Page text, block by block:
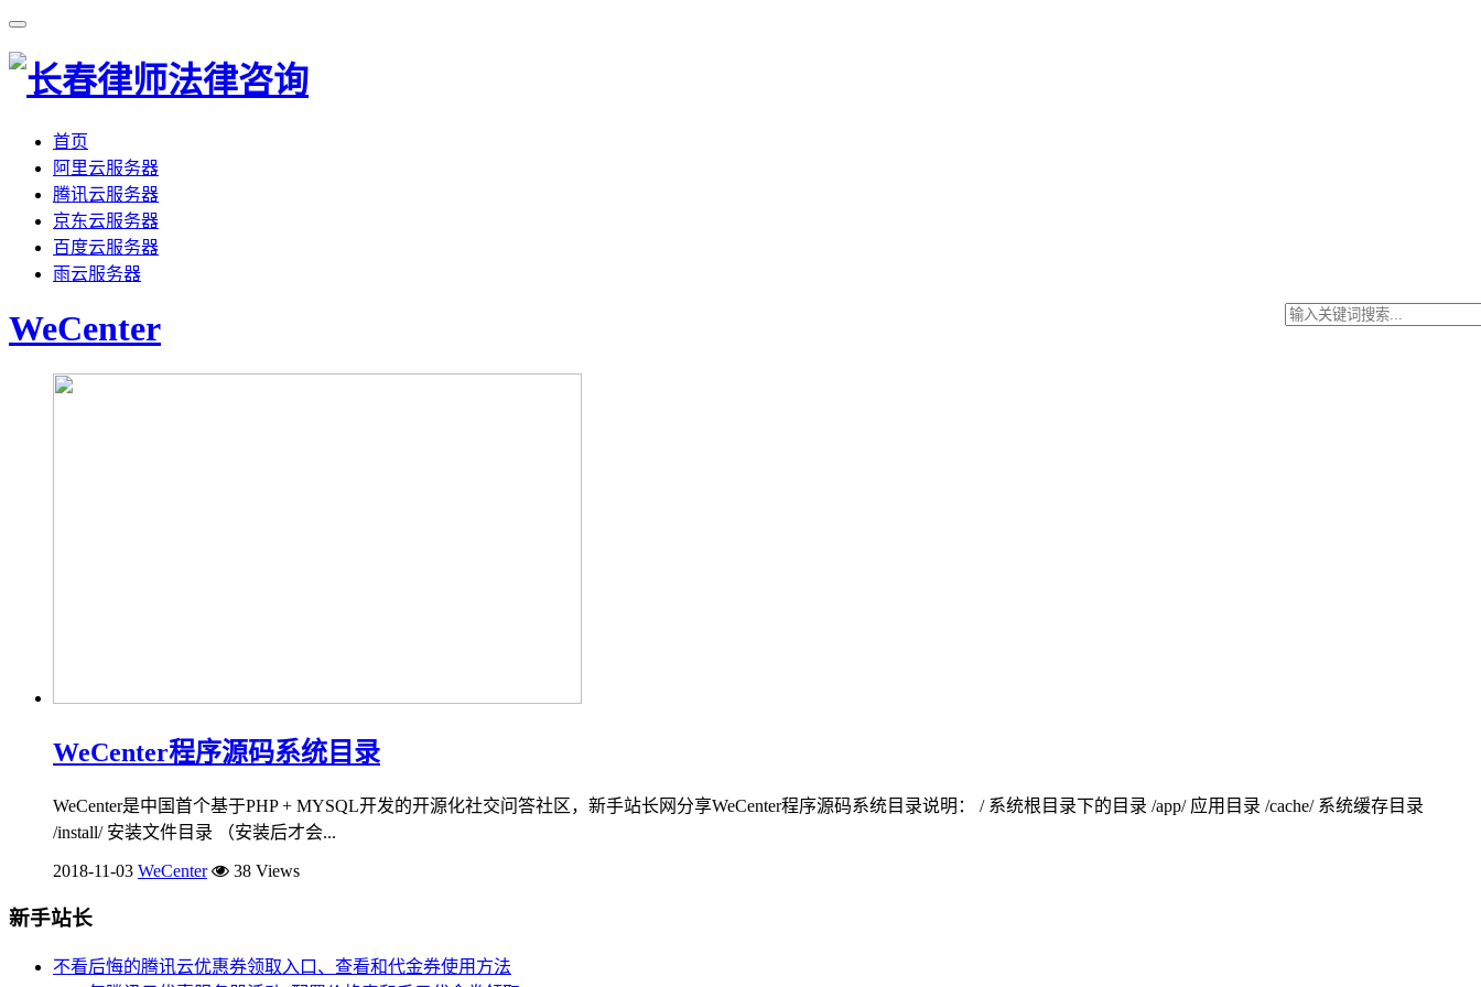
首页
阿里云服务器
腾讯云服务器
京东云服务器
百度云服务器
雨云服务器
WeCenter
WeCenter程序源码系统目录
WeCenter是中国首个基于PHP + MYSQL开发的开源化社交问答社区，新手站长网分享WeCenter程序源码系统目录说明： / 系统根目录下的目录 /app/ 应用目录 /cache/ 系统缓存目录
/install/ 安装文件目录 （安装后才会...
2018-11-03 WeCenter 38 Views
新手站长
不看后悔的腾讯云优惠券领取入口、查看和代金券使用方法